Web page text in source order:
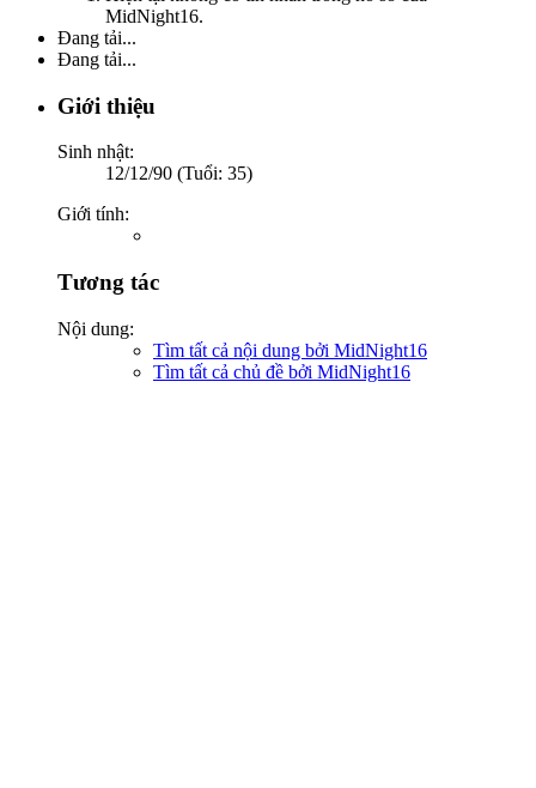
MidNight16.
Đang tải...
Đang tải...
Giới thiệu
Sinh nhật:
12/12/90 (Tuổi: 35)
Giới tính:
Tương tác
Nội dung:
Tìm tất cả nội dung bởi MidNight16
Tìm tất cả chủ đề bởi MidNight16